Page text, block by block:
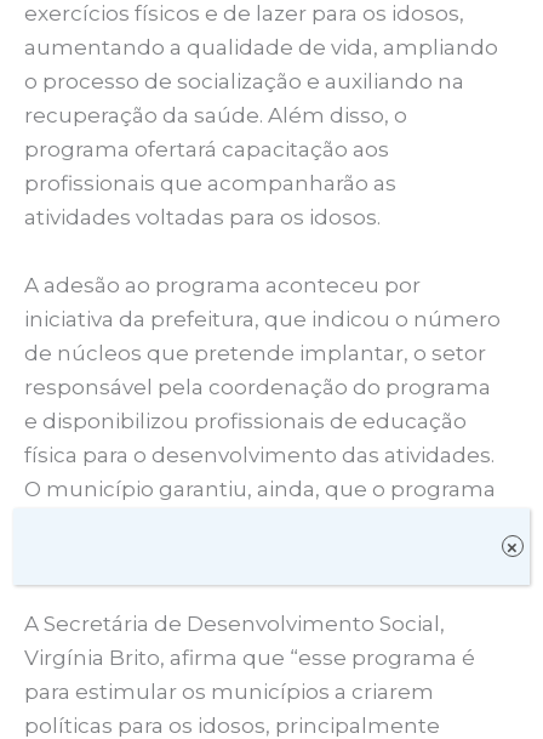
exercícios físicos e de lazer para os idosos,
aumentando a qualidade de vida, ampliando
o processo de socialização e auxiliando na
recuperação da saúde. Além disso, o
programa ofertará capacitação aos
profissionais que acompanharão as
atividades voltadas para os idosos.
A adesão ao programa aconteceu por
iniciativa da prefeitura, que indicou o número
de núcleos que pretende implantar, o setor
responsável pela coordenação do programa
e disponibilizou profissionais de educação
física para o desenvolvimento das atividades.
O município garantiu, ainda, que o programa
A Secretária de Desenvolvimento Social,
Virgínia Brito, afirma que “esse programa é
para estimular os municípios a criarem
políticas para os idosos, principalmente
×